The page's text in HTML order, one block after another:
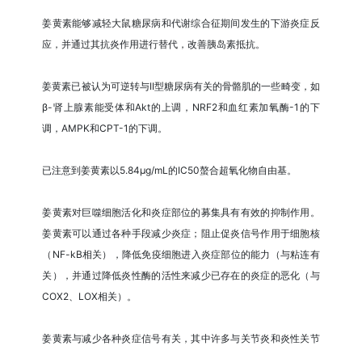
姜黄素能够减轻大鼠糖尿病和代谢综合征期间发生的下游炎症反
应，并通过其抗炎作用进行替代，改善胰岛素抵抗。
姜黄素已被认为可逆转与II型糖尿病有关的骨骼肌的一些畸变，如
β-肾上腺素能受体和Akt的上调，NRF2和血红素加氧酶-1的下
调，AMPK和CPT-1的下调。
已注意到姜黄素以5.84μg/mL的IC50螯合超氧化物自由基。
姜黄素对巨噬细胞活化和炎症部位的募集具有有效的抑制作用。
姜黄素可以通过各种手段减少炎症；阻止促炎信号作用于细胞核
（NF-kB相关），降低免疫细胞进入炎症部位的能力（与粘连有
关），并通过降低炎性酶的活性来减少已存在的炎症的恶化（与
COX2、LOX相关）。
姜黄素与减少各种炎症信号有关，其中许多与关节炎和炎性关节